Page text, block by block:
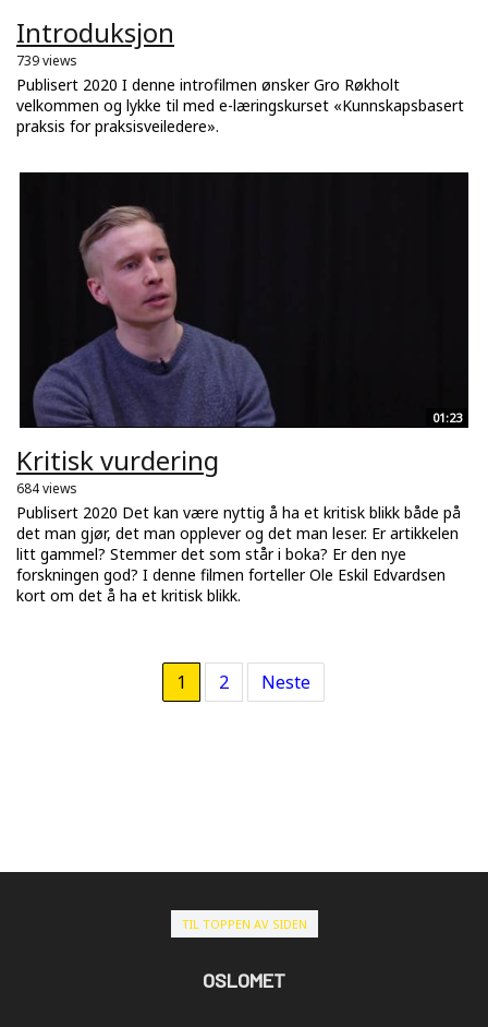
Introduksjon
739 views
Publisert 2020 I denne introfilmen ønsker Gro Røkholt
velkommen og lykke til med e-læringskurset «Kunnskapsbasert
praksis for praksisveiledere».
01:23
Kritisk vurdering
684 views
Publisert 2020 Det kan være nyttig å ha et kritisk blikk både på
det man gjør, det man opplever og det man leser. Er artikkelen
litt gammel? Stemmer det som står i boka? Er den nye
forskningen god? I denne filmen forteller Ole Eskil Edvardsen
kort om det å ha et kritisk blikk.
1 2 Neste
TIL TOPPEN AV SIDEN
OSLOMET